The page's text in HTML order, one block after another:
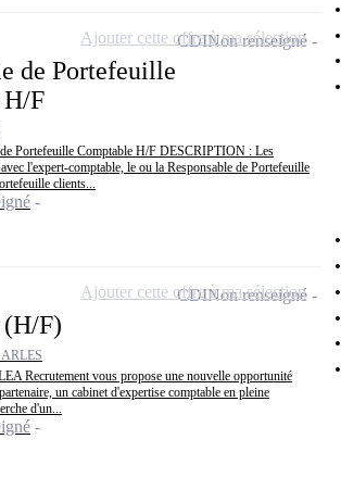
de Portefeuille
H/F
Portefeuille Comptable H/F DESCRIPTION : Les
l'expert-comptable, le ou la Responsable de Portefeuille
clients...
CDINon renseigné
Ajouter cette offre à ma sélection
(H/F)
ARLES
Recrutement vous propose une nouvelle opportunité
un cabinet d'expertise comptable en pleine
d'un...
CDINon renseigné
Ajouter cette offre à ma sélection